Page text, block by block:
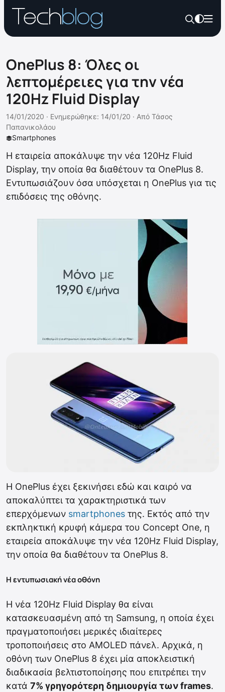
OnePlus 8: Όλες οι
λεπτομέρειες για την νέα
120Hz Fluid Display
Smartphones
14/01/2020 · Ενημερώθηκε: 14/01/20 · Από Τάσος
Παπανικολάου
Η εταιρεία αποκάλυψε την νέα 120Hz Fluid
Display, την οποία θα διαθέτουν τα OnePlus 8.
Εντυπωσιάζουν όσα υπόσχεται η OnePlus για τις
επιδόσεις της οθόνης.
Η OnePlus έχει ξεκινήσει εδώ και καιρό να
αποκαλύπτει τα χαρακτηριστικά των
επερχόμενων smartphones της. Εκτός από την
εκπληκτική κρυφή κάμερα του Concept One, η
εταιρεία αποκάλυψε την νέα 120Hz Fluid Display,
την οποία θα διαθέτουν τα OnePlus 8.
Η εντυπωσιακή νέα οθόνη
Η νέα 120Hz Fluid Display θα είναι
κατασκευασμένη από τη Samsung, η οποία έχει
πραγματοποιήσει μερικές ιδιαίτερες
τροποποιήσεις στο AMOLED πάνελ. Αρχικά, η
οθόνη των OnePlus 8 έχει μία αποκλειστική
διαδικασία βελτιστοποίησης που επιτρέπει την
κατά 7% γρηγορότερη δημιουργία των frames.